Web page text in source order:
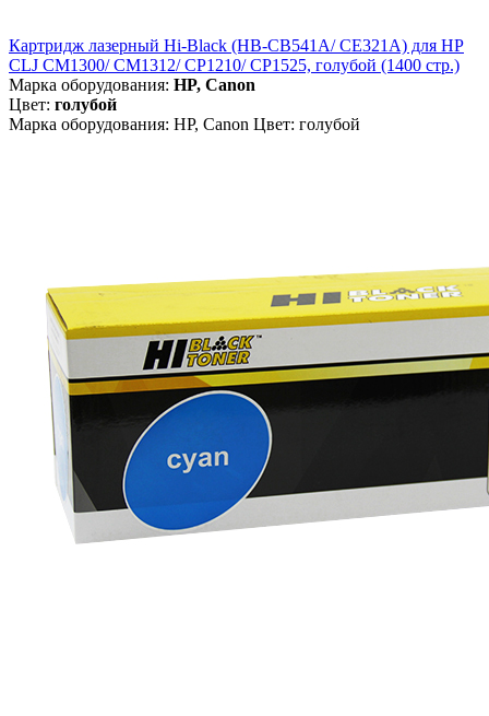
Картридж лазерный Hi-Black (HB-CB541A/ CE321A) для HP
CLJ CM1300/ CM1312/ CP1210/ CP1525, голубой (1400 стр.)
Марка оборудования: HP, Canon
Цвет: голубой
Марка оборудования: HP, Canon Цвет: голубой